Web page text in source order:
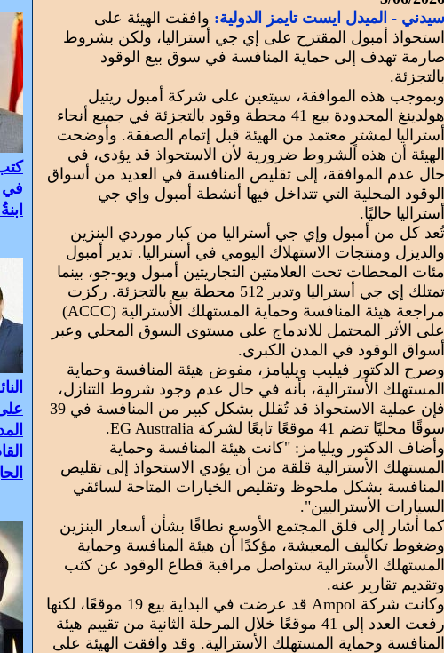
سيدني - الميدل ايست تايمز الدولية: وافقت الهيئة على
استحواذ أمبول المقترح على إي جي أستراليا، ولكن بشروط
صارمة تهدف إلى حماية المنافسة في سوق بيع الوقود
بالتجزئة.
وبموجب هذه الموافقة، سيتعين على شركة أمبول ريتيل
هولدينغ المحدودة بيع 41 محطة وقود بالتجزئة في جميع أنحاء
أستراليا لمشترٍ معتمد من الهيئة قبل إتمام الصفقة. وأوضحت
الهيئة أن هذه الشروط ضرورية لأن الاستحواذ قد يؤدي، في
حال عدم الموافقة، إلى تقليص المنافسة في العديد من أسواق
الوقود المحلية التي تتداخل فيها أنشطة أمبول وإي جي
أستراليا حاليًا.
تُعد كل من أمبول وإي جي أستراليا من كبار موردي البنزين
والديزل ومنتجات الاستهلاك اليومي في أستراليا. تدير أمبول
مئات المحطات تحت العلامتين التجاريتين أمبول ويو-جو، بينما
تمتلك إي جي أستراليا وتدير 512 محطة بيع بالتجزئة. ركزت
مراجعة هيئة المنافسة وحماية المستهلك الأسترالية (ACCC)
على الأثر المحتمل للاندماج على مستوى السوق المحلي وعبر
أسواق الوقود في المدن الكبرى.
وصرح الدكتور فيليب ويليامز، مفوض هيئة المنافسة وحماية
المستهلك الأسترالية، بأنه في حال عدم وجود شروط التنازل،
فإن عملية الاستحواذ قد تُقلل بشكل كبير من المنافسة في 39
سوقًا محليًا تضم 41 موقعًا تابعًا لشركة EG Australia.
وأضاف الدكتور ويليامز: "كانت هيئة المنافسة وحماية
المستهلك الأسترالية قلقة من أن يؤدي الاستحواذ إلى تقليص
المنافسة بشكل ملحوظ وتقليص الخيارات المتاحة لسائقي
السيارات الأستراليين".
كما أشار إلى قلق المجتمع الأوسع نطاقًا بشأن أسعار البنزين
وضغوط تكاليف المعيشة، مؤكدًا أن هيئة المنافسة وحماية
المستهلك الأسترالية ستواصل مراقبة قطاع الوقود عن كثب
وتقديم تقارير عنه.
وكانت شركة Ampol قد عرضت في البداية بيع 19 موقعًا، لكنها
رفعت العدد إلى 41 موقعًا خلال المرحلة الثانية من تقييم هيئة
المنافسة وحماية المستهلك الأسترالية. وقد وافقت الهيئة على
في